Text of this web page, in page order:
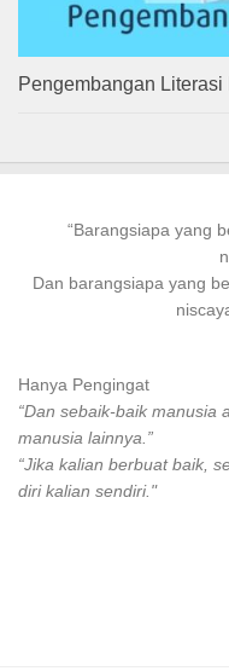
Pengembangan
“Barangsiapa yang
Dan barangsiapa yang
Hanya Pengingat
“Dan sebaik-baik manusia
manusia lainnya.”
“Jika kalian berbuat baik,
diri kalian sendiri."